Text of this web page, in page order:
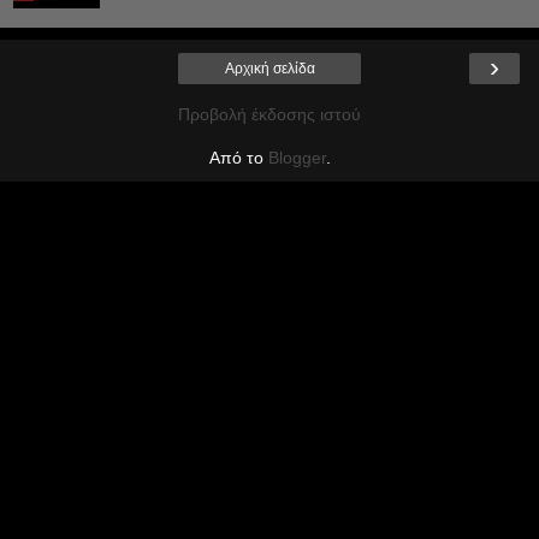
›
Αρχική σελίδα
Προβολή έκδοσης ιστού
Από το Blogger.